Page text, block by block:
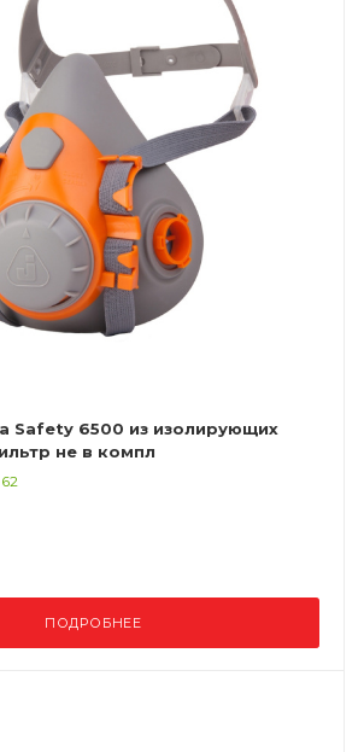
Safety 6500 из изолирующих
не в компл
ПОДРОБНЕЕ